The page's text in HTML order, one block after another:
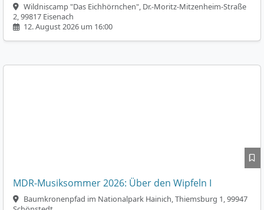
Wildniscamp "Das Eichhörnchen", Dr.-Moritz-Mitzenheim-Straße
2, 99817 Eisenach
12. August 2026 um 16:00
MDR-Musiksommer 2026: Über den Wipfeln I
Baumkronenpfad im Nationalpark Hainich, Thiemsburg 1, 99947